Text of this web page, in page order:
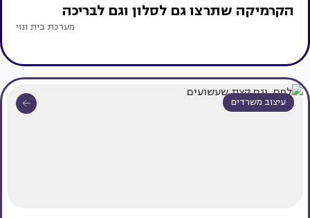
הקרמיקה שתרצו גם לסלון וגם לבריכה
מערכת בית ונוי
עיצוב משרדים